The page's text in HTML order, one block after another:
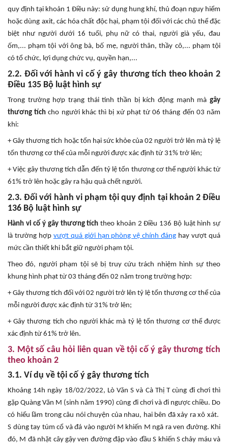
quy định tại khoản 1 Điều này: sử dụng hung khí, thủ đoạn nguy hiểm
hoặc dùng axit, các hóa chất độc hại, phạm tội đối với các chủ thể đặc
biệt như người dưới 16 tuổi, phụ nữ có thai, người già yếu, đau
ốm,... phạm tội với ông bà, bố mẹ, người thân, thầy cô,... phạm tội
có tổ chức, lợi dụng chức vụ, quyền hạn,...
2.2. Đối với hành vi cố ý gây thương tích theo khoản 2
Điều 135 Bộ luật hình sự
Trong trường hợp trạng thái tinh thần bị kích động mạnh mà gây
thương tích cho người khác thì bị xử phạt từ 06 tháng đến 03 năm
khi:
+ Gây thương tích hoặc tổn hại sức khỏe của 02 người trở lên mà tỷ lệ
tổn thương cơ thể của mỗi người được xác định từ 31% trở lên;
+ Việc gây thương tích dẫn đến tỷ lệ tổn thương cơ thể người khác từ
61% trở lên hoặc gây ra hậu quả chết người.
2.3. Đối với hành vi phạm tội quy định tại khoản 2 Điều
136 Bộ luật hình sự
Hành vi cố ý gây thương tích theo khoản 2 Điều 136 Bộ luật hình sự
là trường hợp vượt quá giới hạn phòng vệ chính đáng hay vượt quá
mức cần thiết khi bắt giữ người phạm tội.
Theo đó, người phạm tội sẽ bị truy cứu trách nhiệm hình sự theo
khung hình phạt từ 03 tháng đến 02 năm trong trường hợp:
+ Gây thương tích đối với 02 người trở lên tỷ lệ tổn thương cơ thể của
mỗi người được xác định từ 31% trở lên;
+ Gây thương tích cho người khác mà tỷ lệ tổn thương cơ thể được
xác định từ 61% trở lên.
3. Một số câu hỏi liên quan về tội cố ý gây thương tích
theo khoản 2
3.1. Ví dụ về tội cố ý gây thương tích
Khoảng 14h ngày 18/02/2022, Lò Văn S và Cà Thị T cùng đi chơi thì
gặp Quàng Văn M (sinh năm 1990) cũng đi chơi và đi ngược chiều. Do
có hiểu lầm trong câu nói chuyện của nhau, hai bên đã xảy ra xô xát.
S dùng tay túm cổ và đá vào người M khiến M ngã ra ven đường. Khi
đó, M đã nhặt cây gậy ven đường đập vào đầu S khiến S chảy máu và